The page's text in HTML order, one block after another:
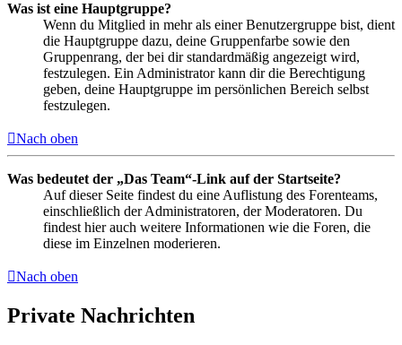
Was ist eine Hauptgruppe?
Wenn du Mitglied in mehr als einer Benutzergruppe bist, dient
die Hauptgruppe dazu, deine Gruppenfarbe sowie den
Gruppenrang, der bei dir standardmäßig angezeigt wird,
festzulegen. Ein Administrator kann dir die Berechtigung
geben, deine Hauptgruppe im persönlichen Bereich selbst
festzulegen.
Nach oben
Was bedeutet der „Das Team“-Link auf der Startseite?
Auf dieser Seite findest du eine Auflistung des Forenteams,
einschließlich der Administratoren, der Moderatoren. Du
findest hier auch weitere Informationen wie die Foren, die
diese im Einzelnen moderieren.
Nach oben
Private Nachrichten